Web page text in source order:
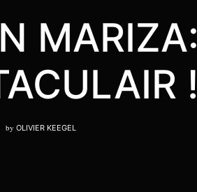
by OLIVIER KEEGEL